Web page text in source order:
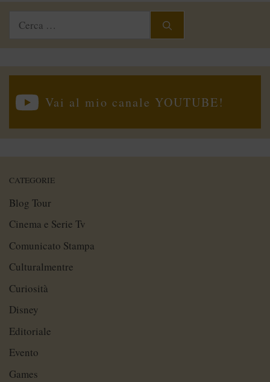
Ricerca
Vai al mio canale YOUTUBE!
CATEGORIE
Blog Tour
Cinema e Serie Tv
Comunicato Stampa
Culturalmentre
Curiosità
Disney
Editoriale
Evento
Games